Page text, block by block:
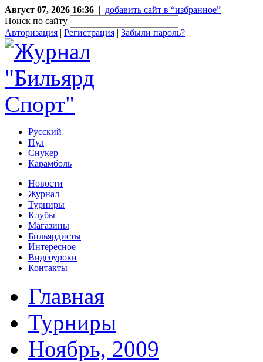
Август 07, 2026 16:36 | добавить сайт в “избранное”
Поиск по сайту
Авторизация | Регистрация | Забыли пароль?
Русский
Пул
Снукер
Карамболь
Новости
Журнал
Турниры
Клубы
Магазины
Бильярдисты
Интересное
Видеоуроки
Контакты
Главная
Турниры
Ноябрь, 2009